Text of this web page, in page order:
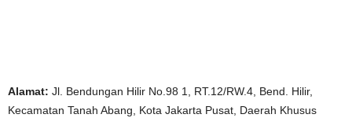
Alamat: Jl. Bendungan Hilir No.98 1, RT.12/RW.4, Bend. Hilir,
Kecamatan Tanah Abang, Kota Jakarta Pusat, Daerah Khusus